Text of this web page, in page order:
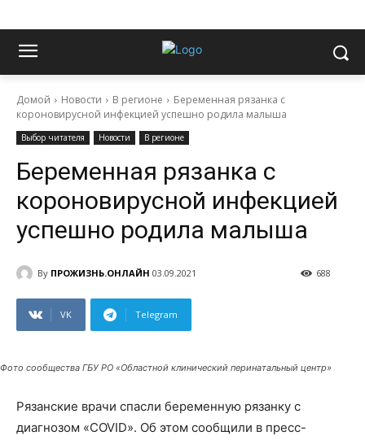
Домой Новости В регионе
Беременная рязанка с
короновирусной инфекцией успешно родила малыша
Выбор читателя Новости В регионе
Беременная рязанка с
короновирусной инфекцией
успешно родила малыша
By ПРОЖИЗНЬ.ОНЛАЙН 03.09.2021 688
VK Telegram
Фото сообщества ГБУ РО «Областной клинический перинатальный центр»
Рязанские врачи спасли беременную рязанку с
диагнозом «COVID». Об этом сообщили в пресс-